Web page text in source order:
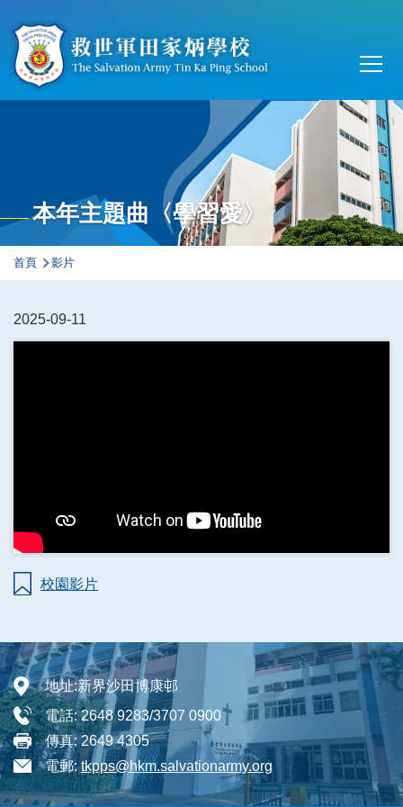
Main
本年主題曲〈學習愛〉
導
連
首頁 影片
2025-09-11
校園影片
地址:新界沙田博康邨
電話:2648 9283/3707 0900
傳真:2649 4305
電郵:tkpps@hkm.salvationarmy.org